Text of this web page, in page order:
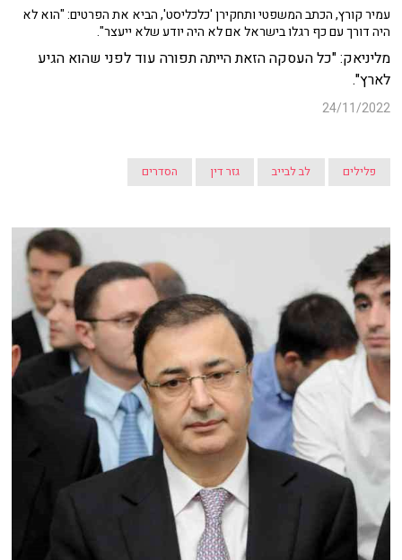
עמיר קורץ, הכתב המשפטי ותחקירן 'כלכליסט', הביא את הפרטים: "הוא לא
היה דורך עם כף רגלו בישראל אם לא היה יודע שלא ייעצר".
מליניאק: "כל העסקה הזאת הייתה תפורה עוד לפני שהוא הגיע
לארץ".
24/11/2022
פלילים לב לבייב גזר דין הסדרים